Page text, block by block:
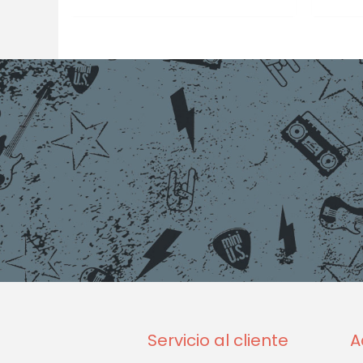
Servicio al cliente